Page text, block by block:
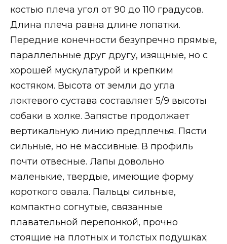
костью плеча угол от 90 до 110 градусов.
Длина плеча равна длине лопатки.
Передние конечности безупречно прямые,
параллельные друг другу, изящные, но с
хорошей мускулатурой и крепким
костяком. Высота от земли до угла
локтевого сустава составляет 5/9 высоты
собаки в холке. Запястье продолжает
вертикальную линию предплечья. Пясти
сильные, но не массивные. В профиль
почти отвесные. Лапы довольно
маленькие, твердые, имеющие форму
короткого овала. Пальцы сильные,
компактно согнутые, связанные
плавательной перепонкой, прочно
стоящие на плотных и толстых подушках;